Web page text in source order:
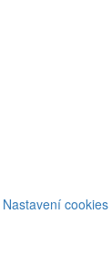
Nastavení cookies